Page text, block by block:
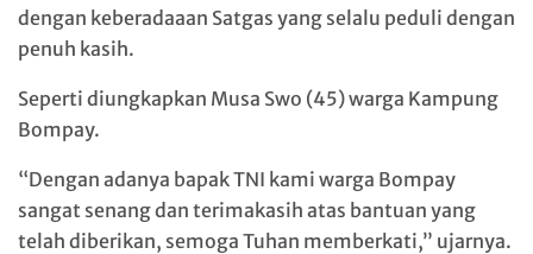
dengan keberadaaan Satgas yang selalu peduli dengan
penuh kasih.
Seperti diungkapkan Musa Swo (45) warga Kampung
Bompay.
“Dengan adanya bapak TNI kami warga Bompay
sangat senang dan terimakasih atas bantuan yang
telah diberikan, semoga Tuhan memberkati,” ujarnya.